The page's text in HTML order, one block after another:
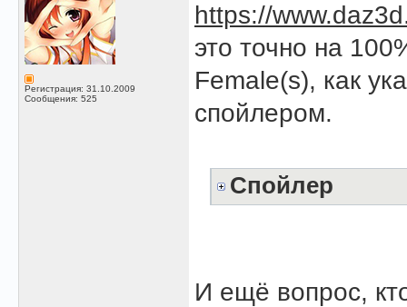
Регистрация: 31.10.2009
Сообщения: 525
https://
это точно на
Female(s), как
спойлером.
Спойлер
И ещё вопрос,